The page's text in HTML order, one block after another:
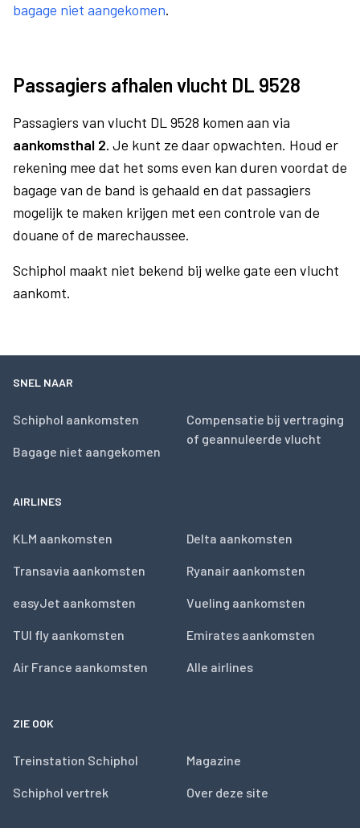
bagage niet aangekomen.
Passagiers afhalen vlucht DL 9528
Passagiers van vlucht DL 9528 komen aan via
aankomsthal 2. Je kunt ze daar opwachten. Houd er
rekening mee dat het soms even kan duren voordat de
bagage van de band is gehaald en dat passagiers
mogelijk te maken krijgen met een controle van de
douane of de marechaussee.
Schiphol maakt niet bekend bij welke gate een vlucht
aankomt.
SNEL NAAR
Schiphol aankomsten
Bagage niet aangekomen
Compensatie bij vertraging
of geannuleerde vlucht
AIRLINES
KLM aankomsten
Transavia aankomsten
easyJet aankomsten
TUI fly aankomsten
Air France aankomsten
Delta aankomsten
Ryanair aankomsten
Vueling aankomsten
Emirates aankomsten
Alle airlines
ZIE OOK
Treinstation Schiphol
Schiphol vertrek
Magazine
Over deze site